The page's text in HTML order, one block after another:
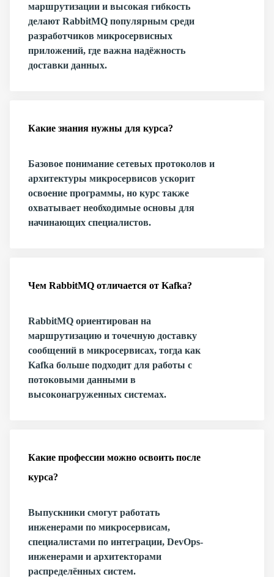
маршрутизации и высокая гибкость
делают RabbitMQ популярным среди
разработчиков микросервисных
приложений, где важна надёжность
доставки данных.
Какие знания нужны для курса?
Базовое понимание сетевых протоколов и
архитектуры микросервисов ускорит
освоение программы, но курс также
охватывает необходимые основы для
начинающих специалистов.
Чем RabbitMQ отличается от Kafka?
RabbitMQ ориентирован на
маршрутизацию и точечную доставку
сообщений в микросервисах, тогда как
Kafka больше подходит для работы с
потоковыми данными в
высоконагруженных системах.
Какие профессии можно освоить после
курса?
Выпускники смогут работать
инженерами по микросервисам,
специалистами по интеграции, DevOps-
инженерами и архитекторами
распределённых систем.